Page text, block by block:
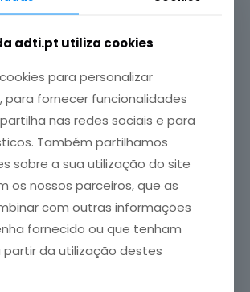
de Endocrinologia regressa em
adti.pt utiliza cookies
para personalizar
para fornecer funcionalidades
nas redes sociais e para
Também partilhamos
sobre a sua utilização do site
os nossos parceiros, que as
com outras informações
fornecido ou que tenham
partir da utilização destes